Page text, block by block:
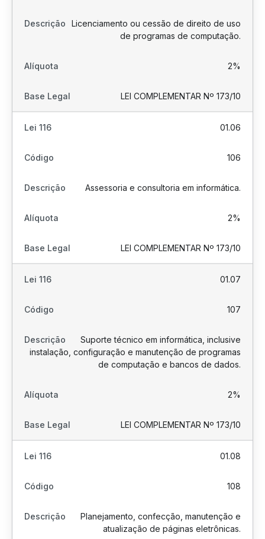
Licenciamento ou cessão de direito de uso
de programas de computação.
2%
LEI COMPLEMENTAR Nº 173/10
01.06
106
Assessoria e consultoria em informática.
2%
LEI COMPLEMENTAR Nº 173/10
01.07
107
Suporte técnico em informática, inclusive
instalação, configuração e manutenção de programas
de computação e bancos de dados.
2%
LEI COMPLEMENTAR Nº 173/10
01.08
108
Planejamento, confecção, manutenção e
atualização de páginas eletrônicas.